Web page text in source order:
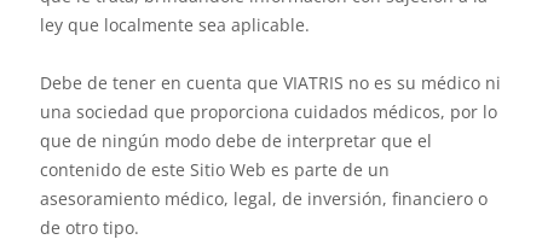
ley que localmente sea aplicable.
Debe de tener en cuenta que VIATRIS no es su médico ni
una sociedad que proporciona cuidados médicos, por lo
que de ningún modo debe de interpretar que el
contenido de este Sitio Web es parte de un
asesoramiento médico, legal, de inversión, financiero o
de otro tipo.